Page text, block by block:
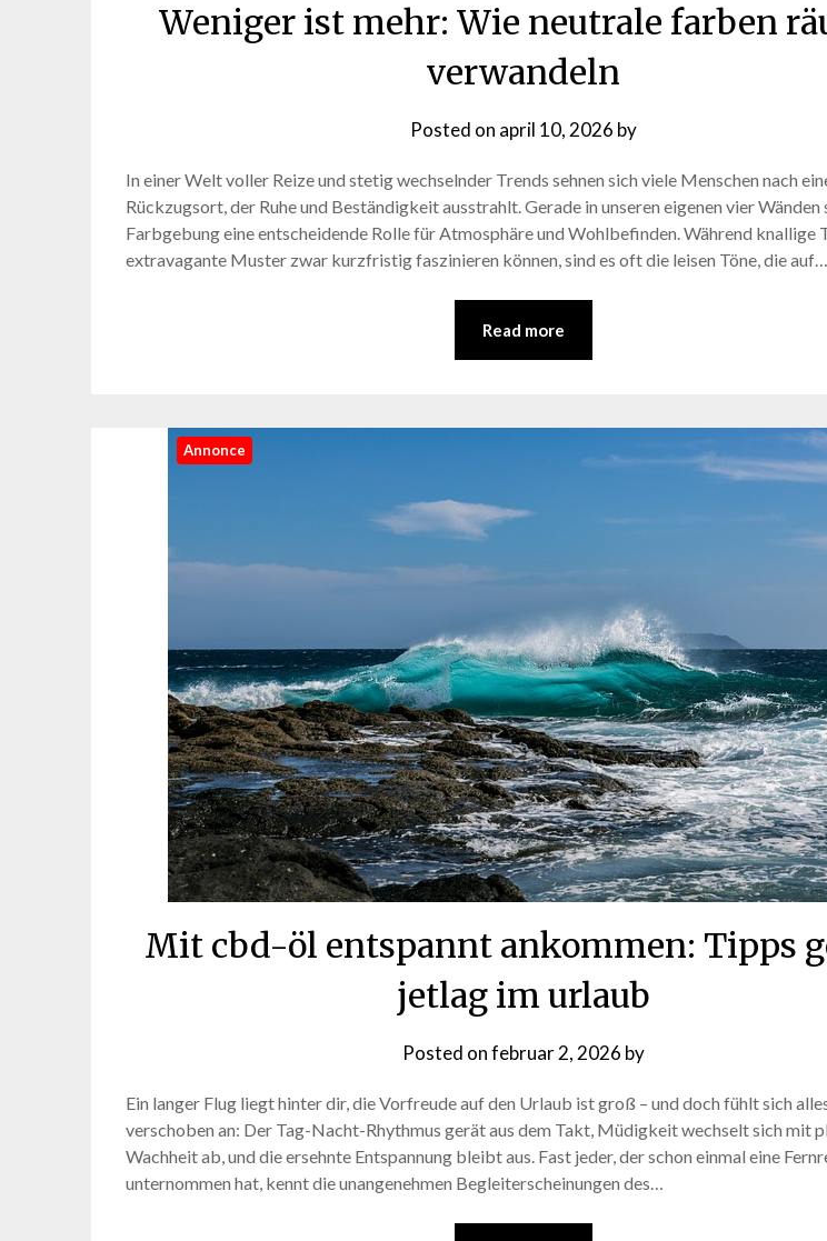
Weniger ist mehr: Wie neutrale farben
verwandeln
Posted on april 10, 2026 by
In einer Welt voller Reize und stetig wechselnder Trends sehnen sich viele Menschen nach
Rückzugsort, der Ruhe und Beständigkeit ausstrahlt. Gerade in unseren eigenen vier Wänden
Farbgebung eine entscheidende Rolle für Atmosphäre und Wohlbefinden. Während knallige
extravagante Muster zwar kurzfristig faszinieren können, sind es oft die leisen Töne, die auf…
Read more
Annonce
Mit cbd-öl entspannt ankommen: Tipps
jetlag im urlaub
Posted onfebruar 2, 2026 by
Ein langer Flug liegt hinter dir, die Vorfreude auf den Urlaub ist groß – und doch fühlt sich
verschoben an: Der Tag-Nacht-Rhythmus gerät aus dem Takt, Müdigkeit wechselt sich mit
Wachheit ab, und die ersehnte Entspannung bleibt aus. Fast jeder, der schon einmal eine
unternommen hat, kennt die unangenehmen Begleiterscheinungen des…